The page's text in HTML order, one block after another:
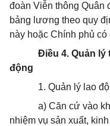
đoàn Viễn thông
bảng lương theo quy
này hoặc Chính phủ
Điều 4. Quản
động
1. Quản lý lao
a) Căn cứ vào
nhiệm vụ sản xuất,